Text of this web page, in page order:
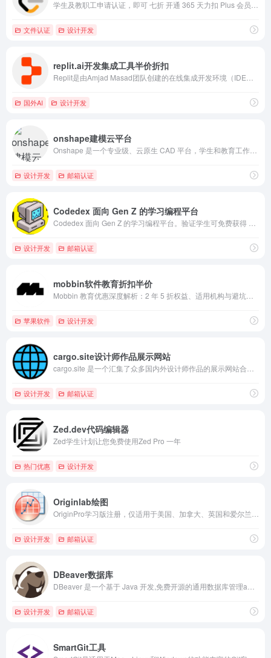
文件认证 设计开发
replit.ai开发集成工具半价折扣
国外AI 设计开发
onshape建模云平台
设计开发 邮箱认证
Codedex 面向 Gen Z 的学习编程平台
设计开发 邮箱认证
mobbin软件教育折扣半价
苹果软件 设计开发
cargo.site设计师作品展示网站
设计开发 邮箱认证
Zed.dev代码编辑器
Zed学生计划让您免费使用Zed Pro 一年
热门优惠 设计开发
Originlab绘图
设计开发 邮箱认证
DBeaver数据库
设计开发 邮箱认证
SmartGit工具